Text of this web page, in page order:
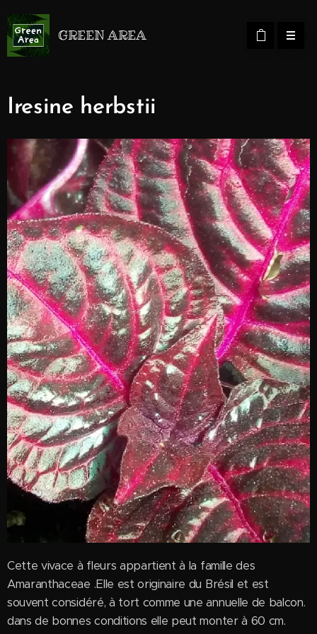
GREEN AREA
Iresine herbstii
Cette vivace à fleurs appartient à la famille des
Amaranthaceae .Elle est originaire du Brésil et est
souvent considéré, à tort comme une annuelle de balcon.
dans de bonnes conditions elle peut monter à 60 cm.